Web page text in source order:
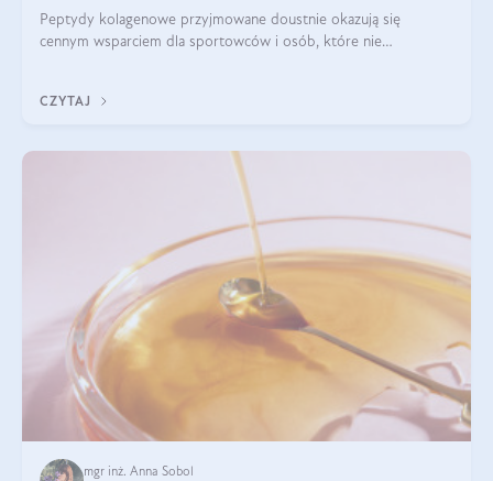
Peptydy kolagenowe przyjmowane doustnie okazują się
cennym wsparciem dla sportowców i osób, które nie
CZYTAJ
mgr inż. Anna Sobol